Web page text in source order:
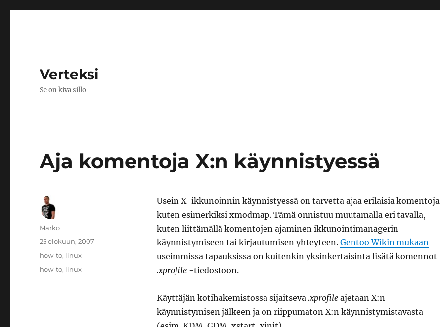
Verteksi
Se on kiva sillo
Aja komentoja X:n käynnistyessä
Usein X-ikkunoinnin käynnistyessä on tarvetta ajaa erilaisia komentoja
kuten esimerkiksi xmodmap. Tämä onnistuu muutamalla eri tavalla,
kuten liittämällä komentojen ajaminen ikkunointimanagerin
käynnistymiseen tai kirjautumisen yhteyteen. Gentoo Wikin mukaan
useimmissa tapauksissa on kuitenkin yksinkertaisinta lisätä komennot
.xprofile-tiedostoon.
Käyttäjän kotihakemistossa sijaitseva .xprofileajetaan X:n
käynnistymisen jälkeen ja on riippumaton X:n käynnistymistavasta
Kirjoittaja
Marko
Julkaistu
25 elokuun, 2007
Kategoriat
how-to, linux
Avainsanat
how-to, linux